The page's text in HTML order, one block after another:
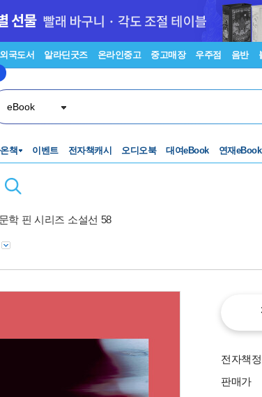
외국도서 알라딘굿즈 온라인중고 중고매장 우주점 음반
eBook
책 이벤트 전자책캐시 오디오북 대여eBook 연재
학 핀 시리즈 소설선 58
전자책
판매가